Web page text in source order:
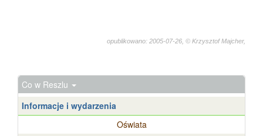
opublikowano: 2005-07-26, © Krzysztof Majcher,
Co w Reszlu
Informacje i wydarzenia
Oświata